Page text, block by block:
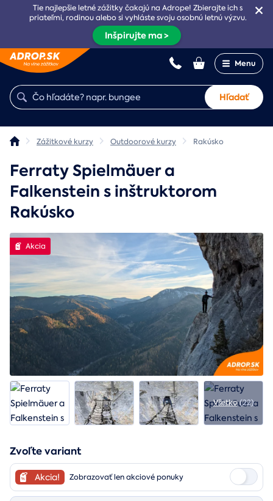
Tie najlepšie letné zážitky čakajú na Adrope! Zbierajte ich s
priateľmi, rodinou alebo si vyhláste svoju osobnú letnú výzvu.
Inšpirujte ma >
Menu
Hľadať
Zážitkové kurzy Outdoorové kurzy Rakúsko
Ferraty Spielmäuer a
Falkenstein s inštruktorom
Rakúsko
Akcia
Všetko(22)
Zvoľte variant
Akcia! Zobrazovať len akciové ponuky